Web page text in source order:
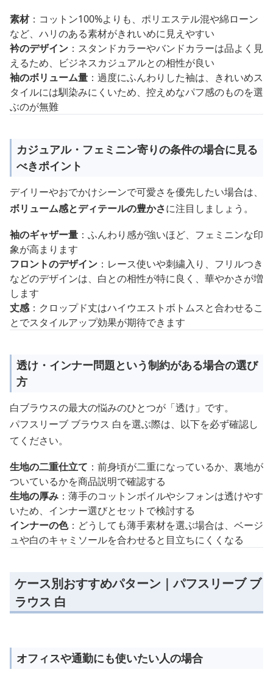
素材：コットン100%よりも、ポリエステル混や綿ローン
など、ハリのある素材がきれいめに見えやすい
衿のデザイン ：スタンドカラーやバンドカラーは品よく見
えるため、ビジネスカジュアルとの相性が良い
袖のボリューム量 ：過度にふんわりした袖は、きれいめス
タイルには馴染みにくいため、控えめなパフ感のものを選
ぶのが無難
カジュアル・フェミニン寄りの条件の場合に見る
べきポイント
デイリーやおでかけシーンで可愛さを優先したい場合は、
ボリューム感とディテールの豊かさに注目しましょう。
袖のギャザー量 ：ふんわり感が強いほど、フェミニンな印
象が高まります
フロントのデザイン ：レース使いや刺繍入り、フリルつき
などのデザインは、白との相性が特に良く、華やかさが増
します
丈感：クロップド丈はハイウエストボトムスと合わせるこ
とでスタイルアップ効果が期待できます
透け・インナー問題という制約がある場合の選び
方
白ブラウスの最大の悩みのひとつが「透け」です。
パフスリーブ ブラウス 白を選ぶ際は、以下を必ず確認し
てください。
生地の二重仕立て ：前身頃が二重になっているか、裏地が
ついているかを商品説明で確認する
生地の厚み ：薄手のコットンボイルやシフォンは透けやす
いため、インナー選びとセットで検討する
インナーの色：どうしても薄手素材を選ぶ場合は、ベージ
ュや白のキャミソールを合わせると目立ちにくくなる
ケース別おすすめパターン｜パフスリーブ ブ
ラウス 白
オフィスや通勤にも使いたい人の場合